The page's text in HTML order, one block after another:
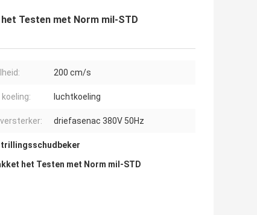
Testen met Norm mil-STD
200 cm/s
luchtkoeling
driefasenac 380V 50Hz
trillingsschudbeker
het Testen met Norm mil-STD